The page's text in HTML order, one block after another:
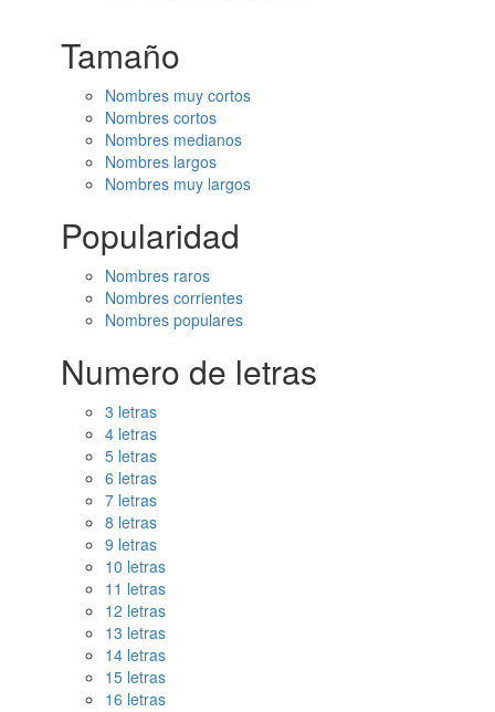
Tamaño
Nombres muy cortos
Nombres cortos
Nombres medianos
Nombres largos
Nombres muy largos
Popularidad
Nombres raros
Nombres corrientes
Nombres populares
Numero de letras
3 letras
4 letras
5 letras
6 letras
7 letras
8 letras
9 letras
10 letras
11 letras
12 letras
13 letras
14 letras
15 letras
16 letras